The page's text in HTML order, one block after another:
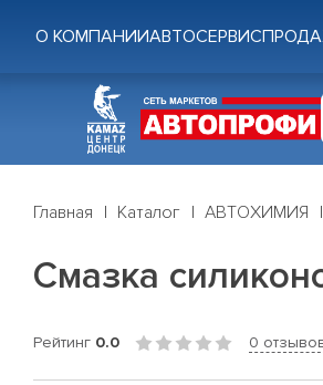
О КОМПАНИИАВТОСЕРВИС
Главная Каталог АВТОХИМИЯ
Смазка
Рейтинг 0.0 0